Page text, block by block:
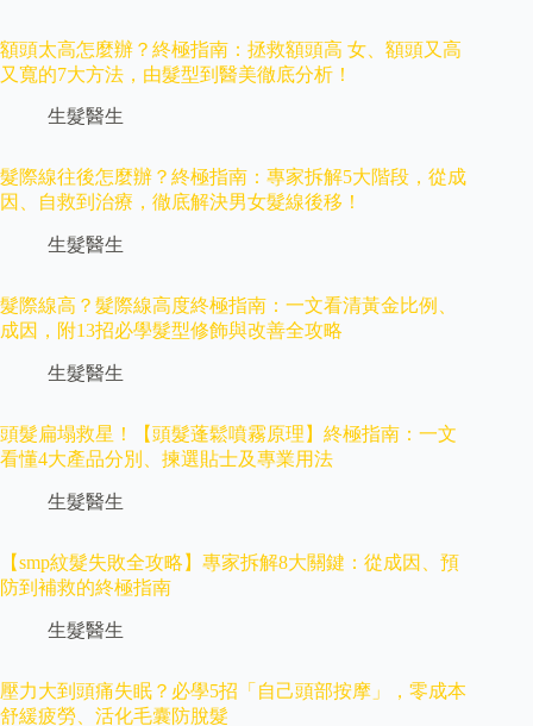
額頭太高怎麼辦？終極指南：拯救額頭高 女、額頭又高
又寬的7大方法，由髮型到醫美徹底分析！
生髮醫生
髮際線往後怎麼辦？終極指南：專家拆解5大階段，從成
因、自救到治療，徹底解決男女髮線後移！
生髮醫生
髮際線高？髮際線高度終極指南：一文看清黃金比例、
成因，附13招必學髮型修飾與改善全攻略
生髮醫生
頭髮扁塌救星！【頭髮蓬鬆噴霧原理】終極指南：一文
看懂4大產品分別、揀選貼士及專業用法
生髮醫生
【smp紋髮失敗全攻略】專家拆解8大關鍵：從成因、預
防到補救的終極指南
生髮醫生
壓力大到頭痛失眠？必學5招「自己頭部按摩」，零成本
舒緩疲勞、活化毛囊防脫髮